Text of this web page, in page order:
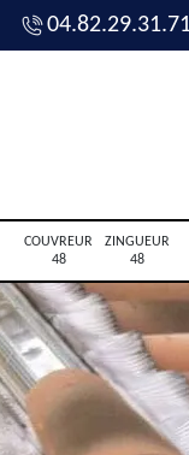
COUVREUR
48
ZINGUEUR
48